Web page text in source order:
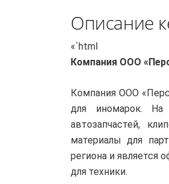
Описание
«`html
Компания ООО
Компания ООО
для иномарок. На
автозапчастей,
материалы для
региона и
для техники.